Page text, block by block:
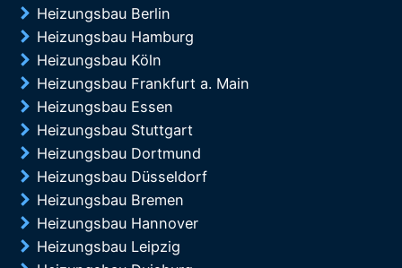
Heizungsbau Berlin
Heizungsbau Hamburg
Heizungsbau Köln
Heizungsbau Frankfurt a. Main
Heizungsbau Essen
Heizungsbau Stuttgart
Heizungsbau Dortmund
Heizungsbau Düsseldorf
Heizungsbau Bremen
Heizungsbau Hannover
Heizungsbau Leipzig